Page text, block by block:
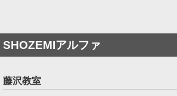
SHOZEMIアルファ
藤沢教室